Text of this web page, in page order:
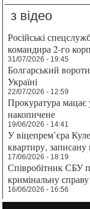
з відео
Російські
командира 2-го
31/07/2026 - 19:45
Болгарський
Україні
22/07/2026 - 12:59
Прокуратура мацає
накопичене
19/06/2026 - 14:41
У віцепрем’єра
квартиру, записану
17/06/2026 - 18:19
Співробітник СБУ
кримінальну
16/06/2026 - 16:56